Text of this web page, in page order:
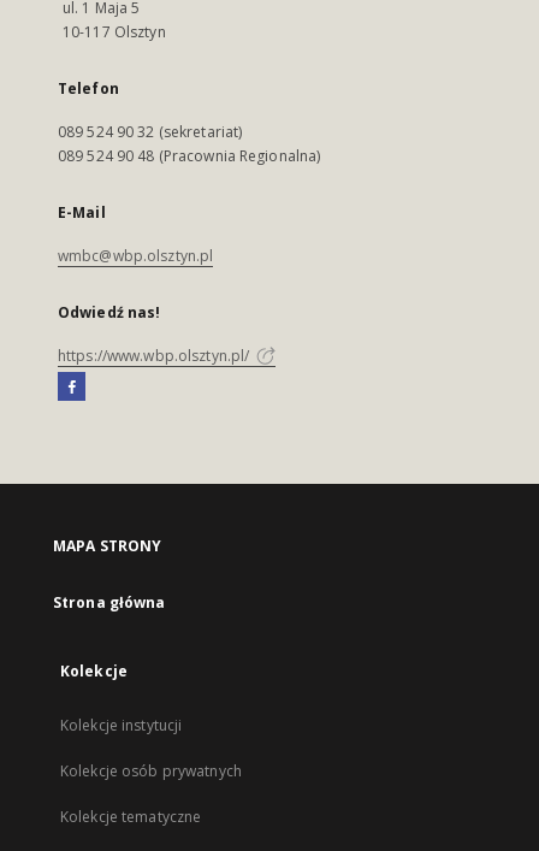
ul. 1 Maja 5
10-117 Olsztyn
Telefon
089 524 90 32 (sekretariat)
089 524 90 48 (Pracownia Regionalna)
E-Mail
wmbc@wbp.olsztyn.pl
Odwiedź nas!
https://www.wbp.olsztyn.pl/
MAPA STRONY
Strona główna
Kolekcje
Kolekcje instytucji
Kolekcje osób prywatnych
Kolekcje tematyczne